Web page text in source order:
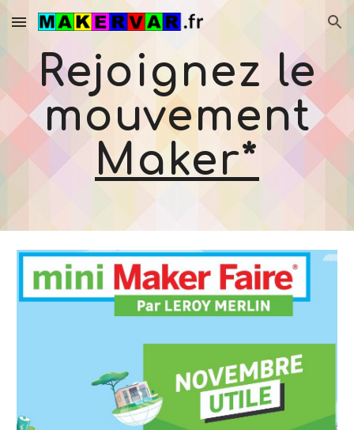
Skip to main content Skip to navigation
Rejoignez le
mouvement
Maker*